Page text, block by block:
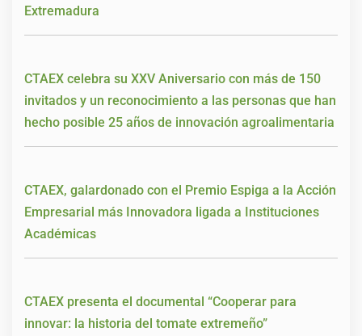
Extremadura
CTAEX celebra su XXV Aniversario con más de 150
invitados y un reconocimiento a las personas que han
hecho posible 25 años de innovación agroalimentaria
CTAEX, galardonado con el Premio Espiga a la Acción
Empresarial más Innovadora ligada a Instituciones
Académicas
CTAEX presenta el documental “Cooperar para
innovar: la historia del tomate extremeño”